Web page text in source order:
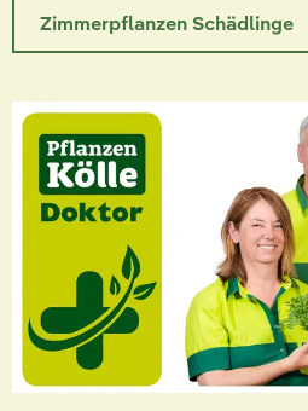
Zimmerpflanzen Schädlinge